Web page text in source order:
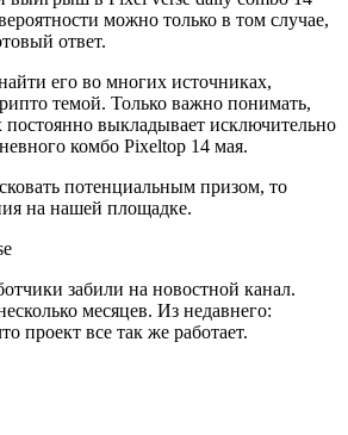
можно только в том случае,
ответ.
его во многих источниках,
темой. Только важно понимать,
выкладывает исключительно
комбо Pixeltop 14 мая.
потенциальным призом, то
на нашей площадке.
забили на новостной канал.
месяцев. Из недавнего:
проект все так же работает.